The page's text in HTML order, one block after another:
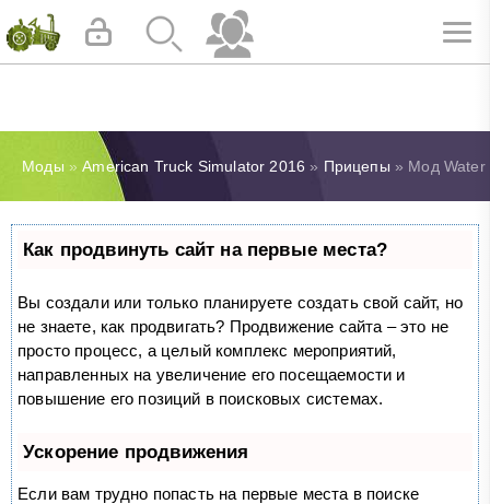
Моды »American Truck Simulator 2016 » Прицепы » Мод Water
Как продвинуть сайт на первые места?
Вы создали или только планируете создать свой сайт, но
не знаете, как продвигать? Продвижение сайта – это не
просто процесс, а целый комплекс мероприятий,
направленных на увеличение его посещаемости и
повышение его позиций в поисковых системах.
Ускорение продвижения
Если вам трудно попасть на первые места в поиске